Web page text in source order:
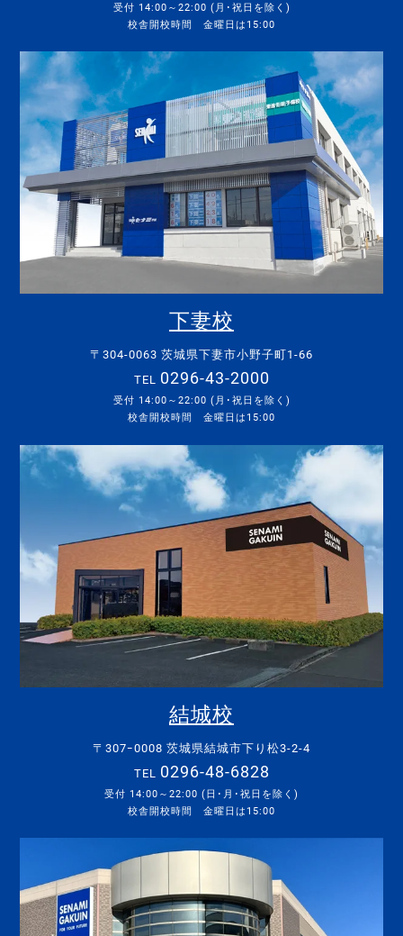
受付 14:00～22:00 (月･祝日を除く)
校舎開校時間 金曜日は15:00
下妻校
〒304-0063 茨城県下妻市小野子町1-66
TEL 0296-43-2000
受付 14:00～22:00 (月･祝日を除く)
校舎開校時間 金曜日は15:00
結城校
〒307ｰ0008 茨城県結城市下り松3-2-4
TEL 0296-48-6828
受付 14:00～22:00 (日･月･祝日を除く)
校舎開校時間 金曜日は15:00